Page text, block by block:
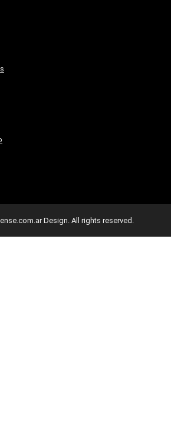
Design. All rights reserved.